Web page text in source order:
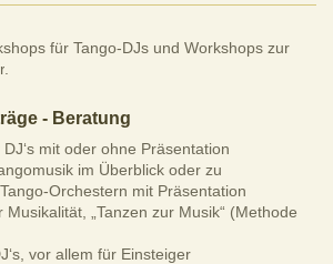
für Tango-DJs und Workshops zur
- Beratung
mit oder ohne Präsentation
im Überblick oder zu
Orchestern mit Präsentation
Musikalität, „Tanzen zur Musik“ (Methode
vor allem für Einsteiger